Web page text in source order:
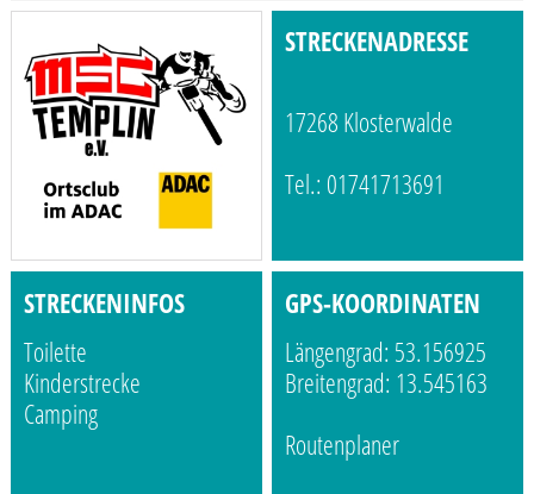
STRECKENADRESSE
17268 Klosterwalde
Tel.: 01741713691
STRECKENINFOS
Toilette
Kinderstrecke
Camping
GPS-KOORDINATEN
Längengrad: 53.156925
Breitengrad: 13.545163
Routenplaner